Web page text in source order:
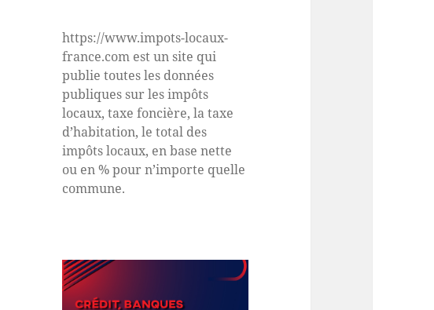
https://www.impots-locaux-
france.com est un site qui
publie toutes les données
publiques sur les impôts
locaux, taxe foncière, la taxe
d’habitation, le total des
impôts locaux, en base nette
ou en % pour n’importe quelle
commune.